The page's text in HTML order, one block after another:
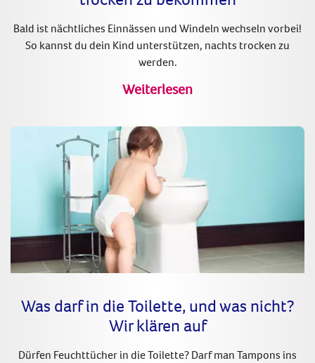
Bald ist nächtliches Einnässen und Windeln wechseln vorbei!
So kannst du dein Kind unterstützen, nachts trocken zu
werden.
Weiterlesen
Was darf in die Toilette, und was nicht?
Wir klären auf
Dürfen Feuchttücher in die Toilette? Darf man Tampons ins